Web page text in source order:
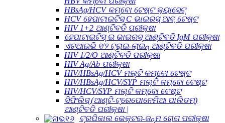
HBsAg/HCV କମ୍ବୋ ଟେଷ୍ଟ କ୍ୟାସେଟ୍
HCV ହେପାଟାଇଟିସ୍ C ଭାଇରସ୍ ଆବ୍ ଟେଷ୍ଟ
HIV 1+2 ଆଣ୍ଟିବଡି ପରୀକ୍ଷା
ହେପାଟାଇଟିସ୍ ଇ ଭାଇରସ୍ ଆଣ୍ଟିବଡି IgM ପରୀକ୍ଷା
ଏଚଆଇଭି ୧/୨ ଟ୍ରାଇ-ଲାଇନ୍ ଆଣ୍ଟିବଡି ପରୀକ୍ଷା
HIV 1/2/O ଆଣ୍ଟିବଡି ପରୀକ୍ଷା
HIV Ag/Ab ପରୀକ୍ଷା
HIV/HBsAg/HCV ମଲ୍ଟି କମ୍ବୋ ଟେଷ୍ଟ
HIV/HBsAg/HCV/SYP ମଲ୍ଟି କମ୍ବୋ ଟେଷ୍ଟ
HIV/HCV/SYP ମଲ୍ଟି କମ୍ବୋ ଟେଷ୍ଟ
ସିଫିଲିସ୍ (ଆଣ୍ଟି-ଟ୍ରେପୋନେମିଆ ପାଲିଡମ୍)
ଆଣ୍ଟିବଡି ପରୀକ୍ଷା |
ଟ୍ରପିକାଲ ଭେକ୍ଟର-ଜନ୍ମ ରୋଗ ପରୀକ୍ଷା